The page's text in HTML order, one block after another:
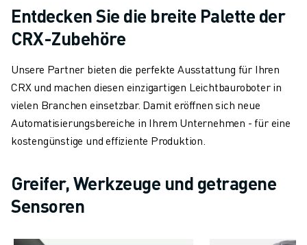
ROBOSHOT-FILTER
ROBOSHOT ELEKTRISCHE SPRITZGUSSMASCHINEN
ROBOSHOT SOFTWARE
ROBOSHOT NACHHALTIGKEIT
ROBOSHOT ROBOTER-PAKET
ROBOSHOT VORBEUGENDE WARTUNG
ROBOSHOT TOTAL COST OF OWNERSHIP
ROBOCUT DRAHTERODIERMASCHINEN
ROBOCUT HARDWARE
ROBOCUT VORBEUGENDE WARTUNG
Entdecken Sie die breite Palette der
CRX-Zubehöre
Unsere Partner bieten die perfekte Ausstattung für Ihren
CRX und machen diesen einzigartigen Leichtbauroboter in
vielen Branchen einsetzbar. Damit eröffnen sich neue
Automatisierungsbereiche in Ihrem Unternehmen - für eine
kostengünstige und effiziente Produktion.
Greifer, Werkzeuge und getragene
Sensoren